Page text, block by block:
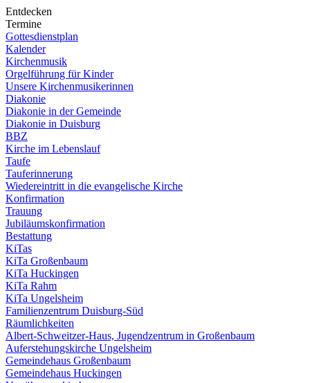
Entdecken
Termine
Gottesdienstplan
Kalender
Kirchenmusik
Orgelführung für Kinder
Unsere Kirchenmusikerinnen
Diakonie
Diakonie in der Gemeinde
Diakonie in Duisburg
BBZ
Kirche im Lebenslauf
Taufe
Tauferinnerung
Wiedereintritt in die evangelische Kirche
Konfirmation
Trauung
Jubiläumskonfirmation
Bestattung
KiTas
KiTa Großenbaum
KiTa Huckingen
KiTa Rahm
KiTa Ungelsheim
Familienzentrum Duisburg-Süd
Räumlichkeiten
Albert-Schweitzer-Haus, Jugendzentrum in Großenbaum
Auferstehungskirche Ungelsheim
Gemeindehaus Großenbaum
Gemeindehaus Huckingen